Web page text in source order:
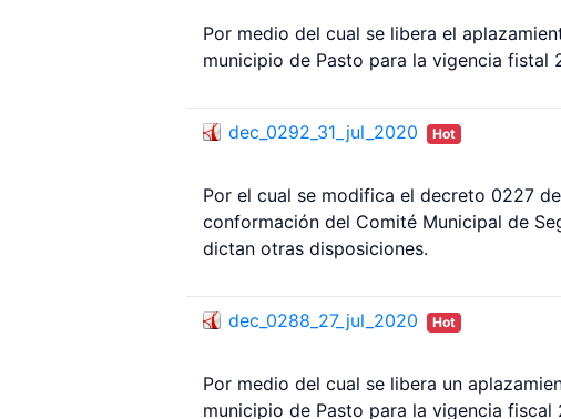
Por medio del cual se libera el
municipio de Pasto para la vigencia fistal
dec_0292_31_jul_2020 Hot
Por el cual se modifica el decreto 0227
conformación del Comité Municipal de
dictan otras disposiciones.
dec_0288_27_jul_2020 Hot
Por medio del cual se libera un
municipio de Pasto para la vigencia fiscal